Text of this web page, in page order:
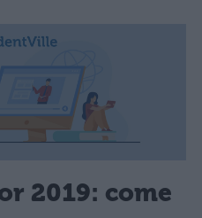
2019: come